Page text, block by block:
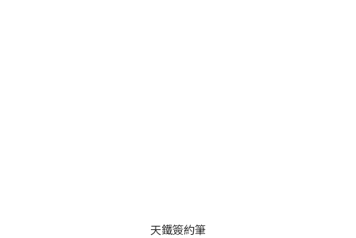
天鐵簽約筆